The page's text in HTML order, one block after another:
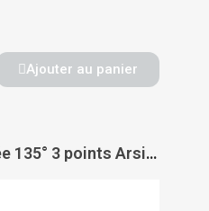
Ajouter au panier
Barre d'appui coudée 135° 3 points Arsis - PELLET